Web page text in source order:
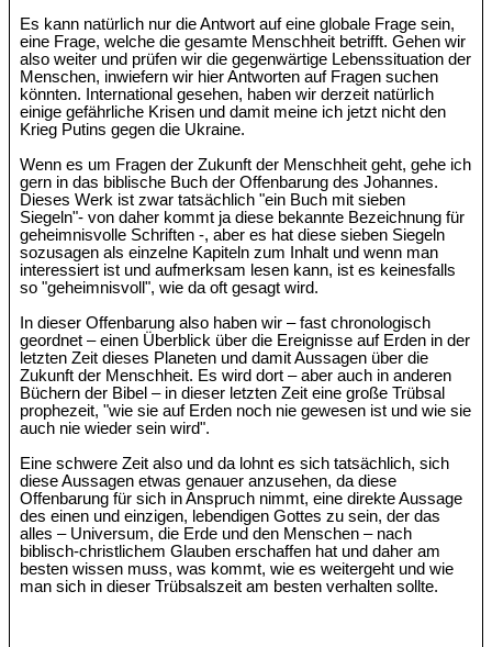
Es kann natürlich nur die Antwort auf eine globale Frage sein,
eine Frage, welche die gesamte Menschheit betrifft. Gehen wir
also weiter und prüfen wir die gegenwärtige Lebenssituation der
Menschen, inwiefern wir hier Antworten auf Fragen suchen
könnten. International gesehen, haben wir derzeit natürlich
einige gefährliche Krisen und damit meine ich jetzt nicht den
Krieg Putins gegen die Ukraine.
Wenn es um Fragen der Zukunft der Menschheit geht, gehe ich
gern in das biblische Buch der Offenbarung des Johannes.
Dieses Werk ist zwar tatsächlich "ein Buch mit sieben
Siegeln"- von daher kommt ja diese bekannte Bezeichnung für
geheimnisvolle Schriften -, aber es hat diese sieben Siegeln
sozusagen als einzelne Kapiteln zum Inhalt und wenn man
interessiert ist und aufmerksam lesen kann, ist es keinesfalls
so "geheimnisvoll", wie da oft gesagt wird.
In dieser Offenbarung also haben wir – fast chronologisch
geordnet – einen Überblick über die Ereignisse auf Erden in der
letzten Zeit dieses Planeten und damit Aussagen über die
Zukunft der Menschheit. Es wird dort – aber auch in anderen
Büchern der Bibel – in dieser letzten Zeit eine große Trübsal
prophezeit, "wie sie auf Erden noch nie gewesen ist und wie sie
auch nie wieder sein wird".
Eine schwere Zeit also und da lohnt es sich tatsächlich, sich
diese Aussagen etwas genauer anzusehen, da diese
Offenbarung für sich in Anspruch nimmt, eine direkte Aussage
des einen und einzigen, lebendigen Gottes zu sein, der das
alles – Universum, die Erde und den Menschen – nach
biblisch-christlichem Glauben erschaffen hat und daher am
besten wissen muss, was kommt, wie es weitergeht und wie
man sich in dieser Trübsalszeit am besten verhalten sollte.